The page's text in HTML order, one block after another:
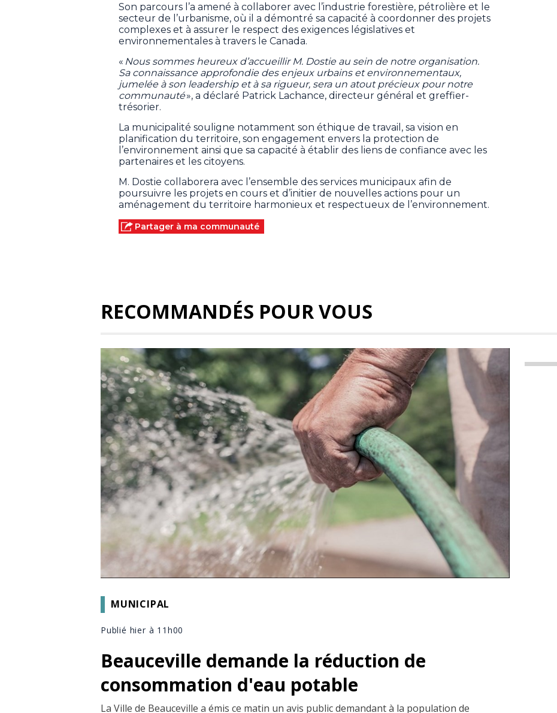
Son parcours l’a amené à collaborer avec l’industrie forestière, pétrolière et le
secteur de l’urbanisme, où il a démontré sa capacité à coordonner des projets
complexes et à assurer le respect des exigences législatives et
environnementales à travers le Canada.
« Nous sommes heureux d’accueillir M. Dostie au sein de notre organisation.
Sa connaissance approfondie des enjeux urbains et environnementaux,
jumelée à son leadership et à sa rigueur, sera un atout précieux pour notre
communauté», a déclaré Patrick Lachance, directeur général et greffier-
trésorier.
La municipalité souligne notamment son éthique de travail, sa vision en
planification du territoire, son engagement envers la protection de
l’environnement ainsi que sa capacité à établir des liens de confiance avec les
partenaires et les citoyens.
M. Dostie collaborera avec l’ensemble des services municipaux afin de
poursuivre les projets en cours et d’initier de nouvelles actions pour un
aménagement du territoire harmonieux et respectueux de l’environnement.
Partager à ma communauté
RECOMMANDÉS POUR VOUS
MUNICIPAL
Publié hier à 11h00
Beauceville demande la réduction de
consommation d'eau potable
La Ville de Beauceville a émis ce matin un avis public demandant à la population de